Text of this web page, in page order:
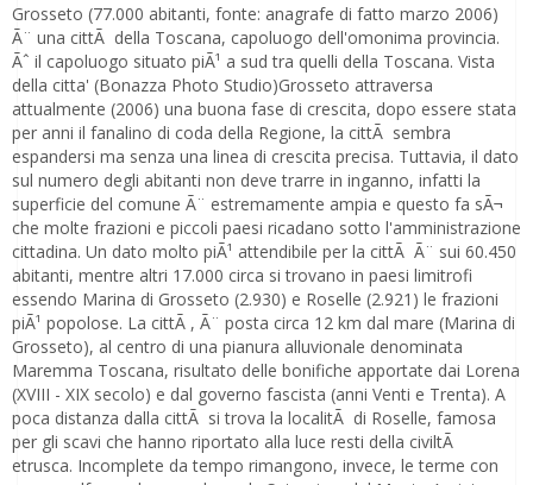
Grosseto (77.000 abitanti, fonte: anagrafe di fatto marzo 2006)
Ã¨ una cittÃ della Toscana, capoluogo dell'omonima provincia.
Ãˆ il capoluogo situato piÃ¹ a sud tra quelli della Toscana. Vista
della citta' (Bonazza Photo Studio)Grosseto attraversa
attualmente (2006) una buona fase di crescita, dopo essere stata
per anni il fanalino di coda della Regione, la cittÃ sembra
espandersi ma senza una linea di crescita precisa. Tuttavia, il dato
sul numero degli abitanti non deve trarre in inganno, infatti la
superficie del comune Ã¨ estremamente ampia e questo fa sÃ¬
che molte frazioni e piccoli paesi ricadano sotto l'amministrazione
cittadina. Un dato molto piÃ¹ attendibile per la cittÃ Ã¨ sui 60.450
abitanti, mentre altri 17.000 circa si trovano in paesi limitrofi
essendo Marina di Grosseto (2.930) e Roselle (2.921) le frazioni
piÃ¹ popolose. La cittÃ , Ã¨ posta circa 12 km dal mare (Marina di
Grosseto), al centro di una pianura alluvionale denominata
Maremma Toscana, risultato delle bonifiche apportate dai Lorena
(XVIII - XIX secolo) e dal governo fascista (anni Venti e Trenta). A
poca distanza dalla cittÃ si trova la localitÃ di Roselle, famosa
per gli scavi che hanno riportato alla luce resti della civiltÃ
etrusca. Incomplete da tempo rimangono, invece, le terme con